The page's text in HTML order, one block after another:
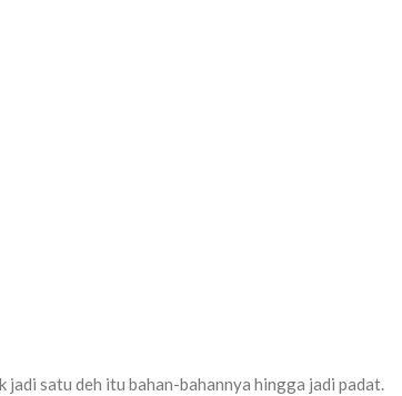
jadi satu deh itu bahan-bahannya hingga jadi padat.